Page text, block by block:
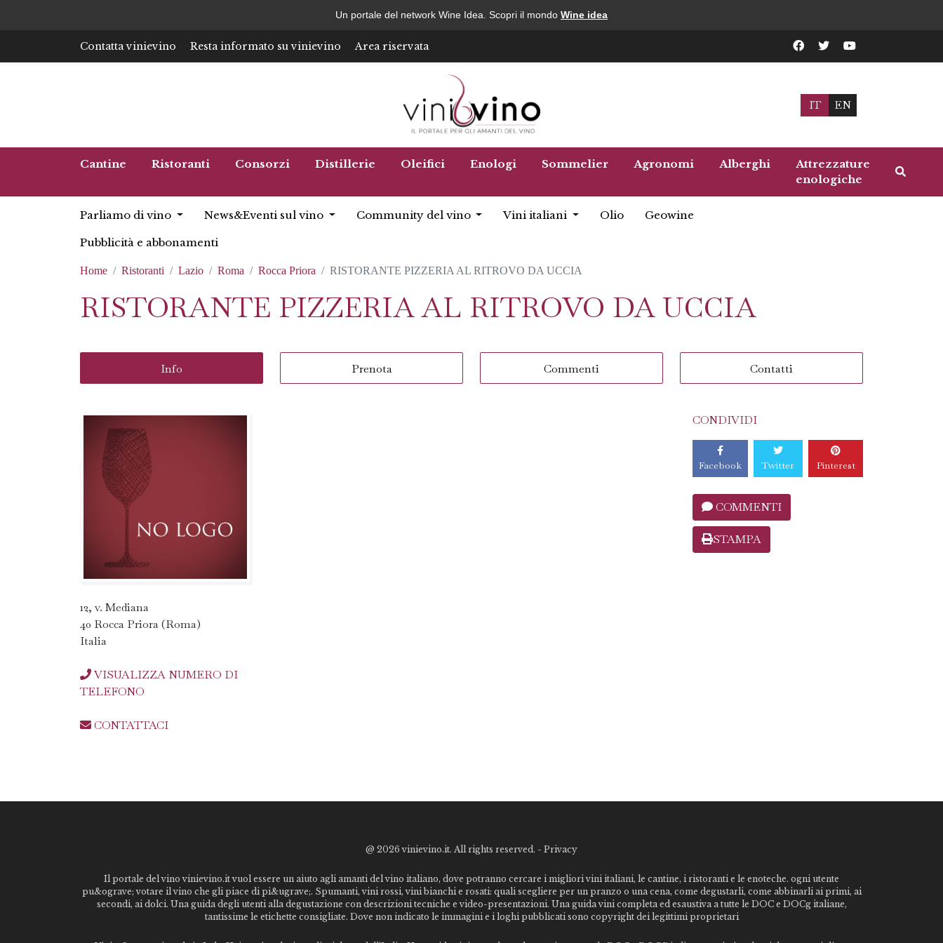
Un portale del network Wine Idea. Scopri il mondo Wine idea
Contatta vinievino Resta informato su vinievino Area riservata
IT EN
Cantine Ristoranti Consorzi Distillerie Oleifici Enologi Sommelier Agronomi Alberghi
Attrezzature
enologiche
Parliamo di vino News&Eventi sul vino Community del vino Vini italiani Olio Geowine
Pubblicità e abbonamenti
Home Ristoranti Lazio Roma Rocca Priora RISTORANTE PIZZERIA AL RITROVO DA UCCIA
RISTORANTE PIZZERIA AL RITROVO DA UCCIA
Info Prenota Commenti Contatti
12, v. Mediana
40 Rocca Priora (Roma)
Italia
VISUALIZZA NUMERO DI
TELEFONO
CONTATTACI
CONDIVIDI
Facebook Twitter Pinterest
COMMENTI
STAMPA
@ 2026 vinievino.it. All rights reserved. - Privacy
Il portale del vino vinievino.it vuol essere un aiuto agli amanti del vino italiano, dove potranno cercare i migliori vini italiani, le cantine, i ristoranti e le enoteche. ogni utente
pu&ograve; votare il vino che gli piace di pi&ugrave;. Spumanti, vini rossi, vini bianchi e rosati: quali scegliere per un pranzo o una cena, come degustarli, come abbinarli ai primi, ai
secondi, ai dolci. Una guida degli utenti alla degustazione con descrizioni tecniche e video-presentazioni. Una guida vini completa ed esaustiva a tutte le DOC e DOCg italiane,
tantissime le etichette consigliate. Dove non indicato le immagini e i loghi pubblicati sono copyright dei legittimi proprietari